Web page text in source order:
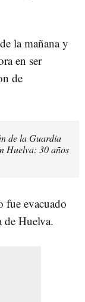
la mañana y
en ser
de
de la Guardia
Huelva: 30 años
fue evacuado
de Huelva.